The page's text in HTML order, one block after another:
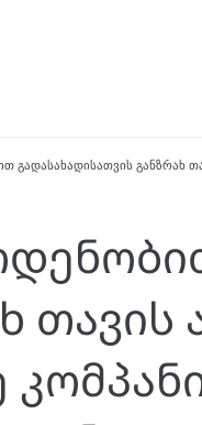
გადასახადისათვის განზრახ
თავის